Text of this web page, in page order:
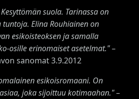
suola. Tarinassa on
Elina Rouhiainen on
esikoisteoksen ja samalla
osille erinomaiset asetelmat."–
sanomat 3.9.2012
esikoisromaani. On
joka sijoittuu kotimaahan."–